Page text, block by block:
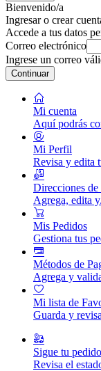
Bienvenido/a
Ingresar o crear
Accede a tus datos
Correo electrónico
Ingrese un correo
Continuar
Mi cuenta
Aquí podrás
Mi Perfil
Revisa y edita
Direcciones
Agrega, edita
Mis Pedidos
Gestiona tus
Métodos de
Agrega y
Mi lista de
Guarda y
Sigue tu pedido
Revisa el